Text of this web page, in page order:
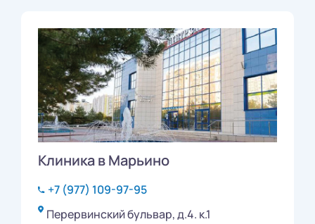
Клиника в Марьино
+7 (977) 109-97-95
Перервинский бульвар, д.4. к.1